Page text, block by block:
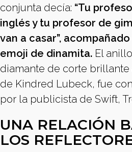
conjunta decía: “Tu
inglés y tu profesor de
van a casar”,
emoji de dinamita. El
diamante de corte brillante
de Kindred Lubeck, fue
por la publicista de Swift,
UNA RELACIÓN
LOS